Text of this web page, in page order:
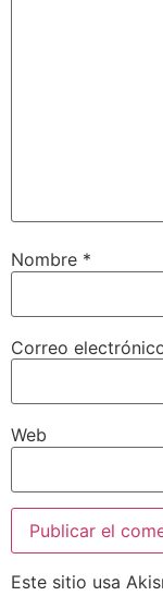
Nombre *
Correo
Web
Este sitio usa